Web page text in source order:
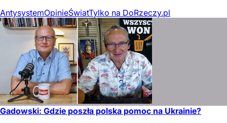
AntysystemOpinieŚwiatTylko na DoRzeczy.pl
Gadowski: Gdzie poszła polska pomoc na Ukrainie?